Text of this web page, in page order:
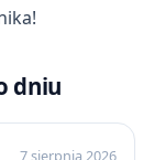
dniu
7 sierpnia 2026